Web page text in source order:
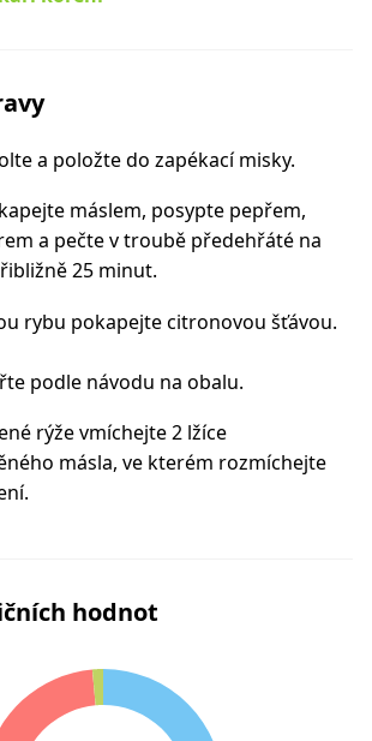
a položte do zapékací misky.
máslem, posypte pepřem,
a pečte v troubě předehřáté na
25 minut.
rybu pokapejte citronovou šťávou.
podle návodu na obalu.
rýže vmíchejte 2 lžíce
másla, ve kterém rozmíchejte
hodnot